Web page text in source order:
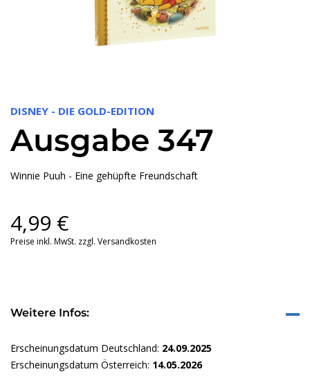
DISNEY - DIE GOLD-EDITION
Ausgabe 347
Winnie Puuh - Eine gehüpfte Freundschaft
4,99 €
Preise inkl. MwSt. zzgl. Versandkosten
Weitere Infos:
Erscheinungsdatum Deutschland: 24.09.2025
Erscheinungsdatum Österreich: 14.05.2026